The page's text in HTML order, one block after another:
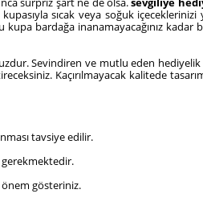
sıcak veya soğuk
bardağa inanamayacağınız kadar
Sevindiren ve mutlu eden
Kaçırılmayacak kalitede
tavsiye edilir.
gerekmektedir.
önem gösteriniz.